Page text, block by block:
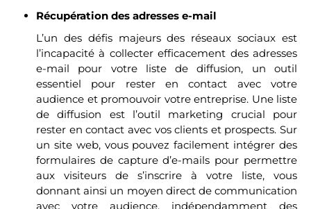
Récupération des adresses e-mail
L’un des défis majeurs des réseaux sociaux est
l’incapacité à collecter efficacement des adresses
e-mail pour votre liste de diffusion, un outil
essentiel pour rester en contact avec votre
audience et promouvoir votre entreprise. Une liste
de diffusion est l’outil marketing crucial pour
rester en contact avec vos clients et prospects. Sur
un site web, vous pouvez facilement intégrer des
formulaires de capture d’e-mails pour permettre
aux visiteurs de s’inscrire à votre liste, vous
donnant ainsi un moyen direct de communication
avec votre audience, indépendamment des